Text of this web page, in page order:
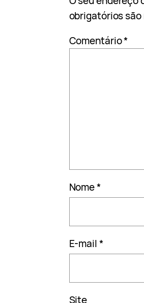
obrigatórios
Comentário*
Nome*
E-mail*
Site